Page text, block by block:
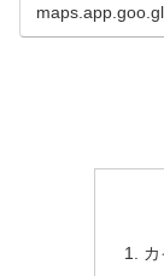
maps.app.goo.gl